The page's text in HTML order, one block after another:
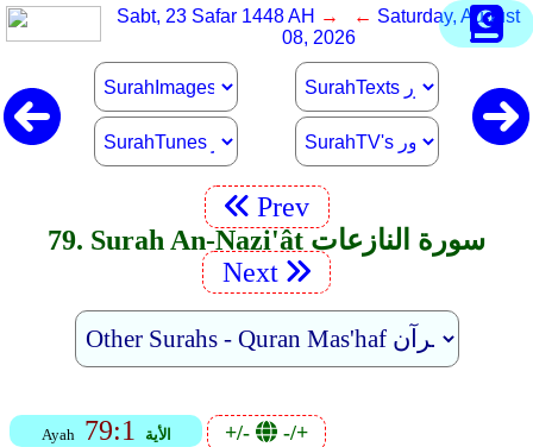
Sabt, 23 Safar 1448 AH → ← Saturday, August
08, 2026
Prev
79. Surah An-Nazi'ât سورة النازعات
Next
Ayah 79:1 الأية +/- -/+